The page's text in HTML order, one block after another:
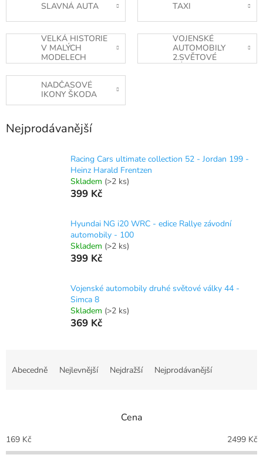
SLAVNÁ AUTA TAXI
VELKÁ HISTORIE
V MALÝCH
MODELECH
VOJENSKÉ
AUTOMOBILY
2.SVĚTOVÉ
VÁLKY
NADČASOVÉ
IKONY ŠKODA
Nejprodávanější
Racing Cars ultimate collection 52 - Jordan 199 -
Heinz Harald Frentzen
Skladem (>2 ks)
399 Kč
Hyundai NG i20 WRC - edice Rallye závodní
automobily - 100
Skladem (>2 ks)
399 Kč
Vojenské automobily druhé světové války 44 -
Simca 8
Skladem (>2 ks)
369 Kč
p
r
o
Abecedně Nejlevnější Nejdražší Nejprodávanější
Cena
169 Kč 2499 Kč